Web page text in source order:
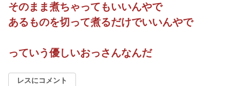
そのまま煮ちゃってもいいんやで
あるものを切って煮るだけでいいんやで
っていう優しいおっさんなんだ
レスにコメント